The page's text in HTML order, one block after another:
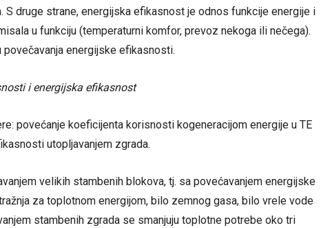
S druge strane, energijska efikasnost je odnos funkcije energije i
u funkciju (temperaturni komfor, prevoz nekoga ili nečega).
energijske efikasnosti.
i energijska efikasnost
povećanje koeficijenta korisnosti kogeneracijom energije u TE
utopljavanjem zgrada.
velikih stambenih blokova, tj. sa povećavanjem energijske
za toplotnom energijom, bilo zemnog gasa, bilo vrele vode
stambenih zgrada se smanjuju toplotne potrebe oko tri